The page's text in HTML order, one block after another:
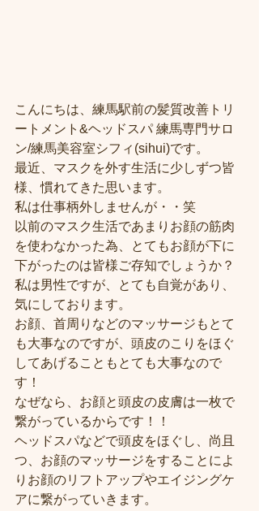
こんにちは、練馬駅前の髪質改善トリ
ートメント&ヘッドスパ 練馬専門サロ
ン/練馬美容室シフィ(sihui)です。
最近、マスクを外す生活に少しずつ皆
様、慣れてきた思います。
私は仕事柄外しませんが・・笑
以前のマスク生活であまりお顔の筋肉
を使わなかった為、とてもお顔が下に
下がったのは皆様ご存知でしょうか？
私は男性ですが、とても自覚があり、
気にしております。
お顔、首周りなどのマッサージもとて
も大事なのですが、頭皮のこりをほぐ
してあげることもとても大事なので
す！
なぜなら、お顔と頭皮の皮膚は一枚で
繋がっているからです！！
ヘッドスパなどで頭皮をほぐし、尚且
つ、お顔のマッサージをすることによ
りお顔のリフトアップやエイジングケ
アに繋がっていきます。